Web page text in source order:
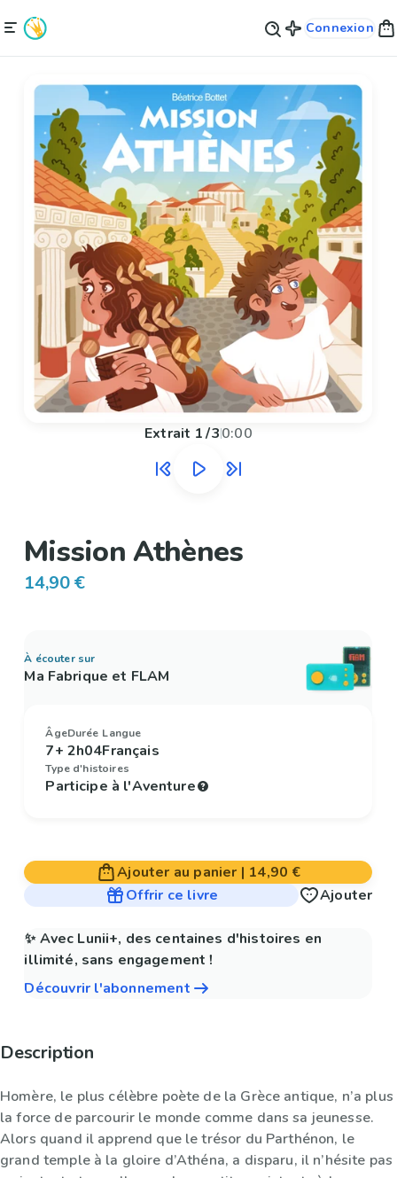
Connexion
Extrait 1/30:00
Mission Athènes
14,90 €
À écouter sur
Ma Fabrique et FLAM
Âge
7+
Durée
2h04
Langue
Français
Type d'histoires
Participe à l'Aventure
Ajouter au panier | 14,90 €
Offrir ce livre
Ajouter
✨ Avec Lunii+, des centaines d'histoires en
illimité, sans engagement !
Découvrir l'abonnement
Description
Homère, le plus célèbre poète de la Grèce antique, n’a plus
la force de parcourir le monde comme dans sa jeunesse.
Alors quand il apprend que le trésor du Parthénon, le
grand temple à la gloire d’Athéna, a disparu, il n’hésite pas